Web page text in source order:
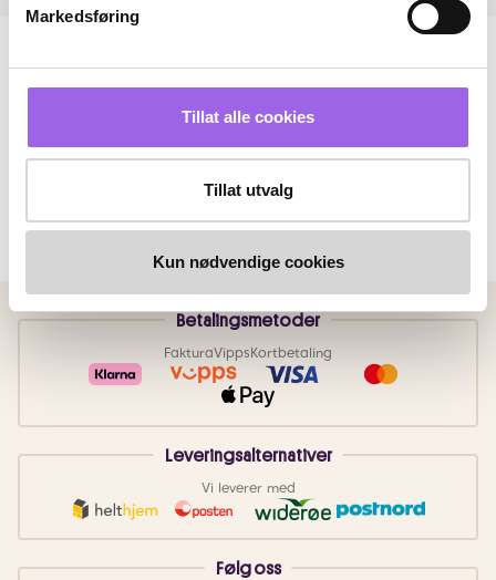
Markedsføring
Tillat alle cookies
Tillat utvalg
Kun nødvendige cookies
Betalingsmetoder
FakturaVippsKortbetaling
Leveringsalternativer
Vi leverer med
Følg oss